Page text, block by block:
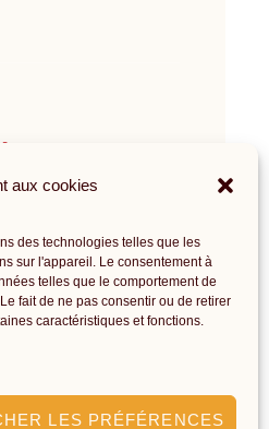
aux cookies
des technologies telles que les
sur l'appareil. Le consentement à
telles que le comportement de
fait de ne pas consentir ou de retirer
caractéristiques et fonctions.
LES PRÉFÉRENCES
:Banlieues ASBL